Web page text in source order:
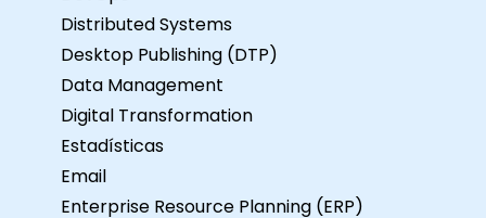
Distributed Systems
Desktop Publishing (DTP)
Data Management
Digital Transformation
Estadísticas
Email
Enterprise Resource Planning (ERP)